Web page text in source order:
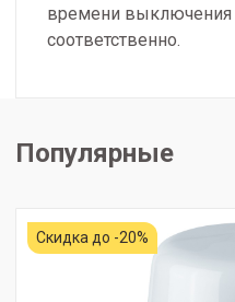
времени выключения
соответственно.
Популярные
Скидка до -20%